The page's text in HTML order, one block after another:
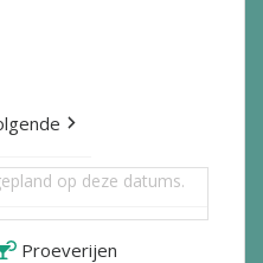
op deze datums.
Proeverijen